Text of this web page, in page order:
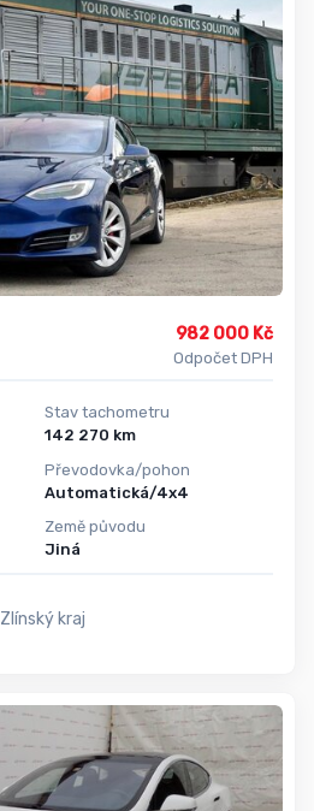
982 000 Kč
Odpočet DPH
Stav tachometru
142 270 km
Převodovka/pohon
Automatická/4x4
Země původu
Jiná
Zlínský kraj